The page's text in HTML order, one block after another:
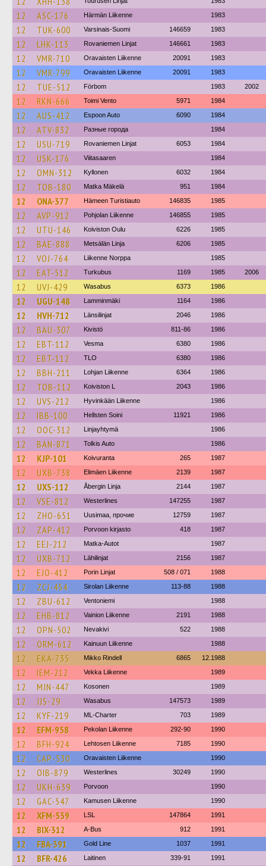
12 ASC-176 Härmän Liikenne 1983
12 TUK-600 Varsinais-Suomi 146659 1983
12 LHK-113 Rovaniemen Linjat 146661 1983
12 VMR-710 Oravaisten Liikenne 20091 1983
12 VMR-799 Oravaisten Liikenne 20091 1983
12 TUE-512 Förbom 1983 2002
12 RKN-666 Toimi Vento 5971 1984
12 AUS-412 Espoon Auto 6090 1984
12 ATV-832 Разные города 1984
12 USU-719 Rovaniemen Linjat 6053 1984
12 USK-176 Viitasaaren 1984
12 OMN-312 Kyllonen 6032 1984
12 TOB-180 Matka Mäkelä 951 1984
12 ONA-377 Hämeen Turistiauto 146835 1985
12 AVP-912 Pohjolan Liikenne 146855 1985
12 UTU-146 Koiviston Oulu 6226 1985
12 BAE-888 Metsälän Linja 6206 1985
12 VOJ-764 Liikenne Norppa 1985
12 EAT-512 Turkubus 1169 1985 2006
12 UVJ-429 Wasabus 6373 1986
12 UGU-148 Lamminmäki 1164 1986
12 HVH-712 Länsilinjat 2046 1986
12 BAU-307 Kivistö 811-86 1986
12 EBT-112 Vesma 6380 1986
12 EBT-112 TLO 6380 1986
12 BBH-211 Lohjan Liikenne 6364 1986
12 TOB-112 Koiviston L 2043 1986
12 UVS-212 Hyvinkään Liikenne 1986
12 IBB-100 Hellsten Soini 11921 1986
12 OOC-312 Linjayhtymä 1986
12 BAN-871 Tolkis Auto 1986
12 KJP-101 Koivuranta 265 1987
12 UXB-738 Elimäen Liikenne 2139 1987
12 UXS-112 Åbergin Linja 2144 1987
12 VSE-812 Westerlines 147255 1987
12 ZHO-651 Uusimaa, прочие 12759 1987
12 ZAP-412 Porvoon kirjasto 418 1987
12 EEJ-212 Matka-Autot 1987
12 UXB-712 Lähilinjat 2156 1987
12 EJO-412 Porin Linjat 508 / 071 1988
12 ZCJ-454 Sirolan Liikenne 113-88 1988
12 ZBU-612 Ventoniemi 1988
12 EHB-812 Vainion Liikenne 2191 1988
12 OPN-502 Nevakivi 522 1988
12 ORM-612 Kainuun Liikenne 1988
12 EKA-735 Mikko Rindell 6865 12.1988
12 IEM-212 Vekka Liikenne 1989
12 MJN-447 Kosonen 1989
12 JJS-29 Wasabus 147573 1989
12 KYF-219 ML-Charter 703 1989
12 EFM-958 Pekolan Liikenne 292-90 1990
12 BFH-924 Lehtosen Liikenne 7185 1990
12 CAP-530 Oravaisten Liikenne 1990
12 OIB-879 Westerlines 30249 1990
12 UKH-639 Porvoon 1990
12 GAC-547 Kamusen Liikenne 1990
12 XFM-539 LSL 147864 1991
12 BIX-312 A-Bus 912 1991
12 FBA-391 Gold Line 1037 1991
12 BFR-426 Laitinen 339-91 1991